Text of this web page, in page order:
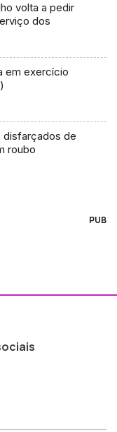
volta a pedir
dos
em exercício
disfarçados de
roubo
PUB
ao